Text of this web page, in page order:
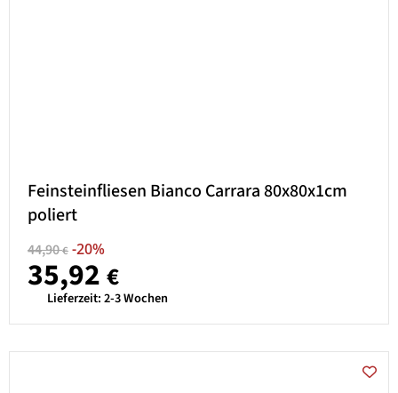
Feinsteinfliesen Bianco Carrara 80x80x1cm
poliert
44,90€ -20%
35,92 €
Lieferzeit:2-3 Wochen